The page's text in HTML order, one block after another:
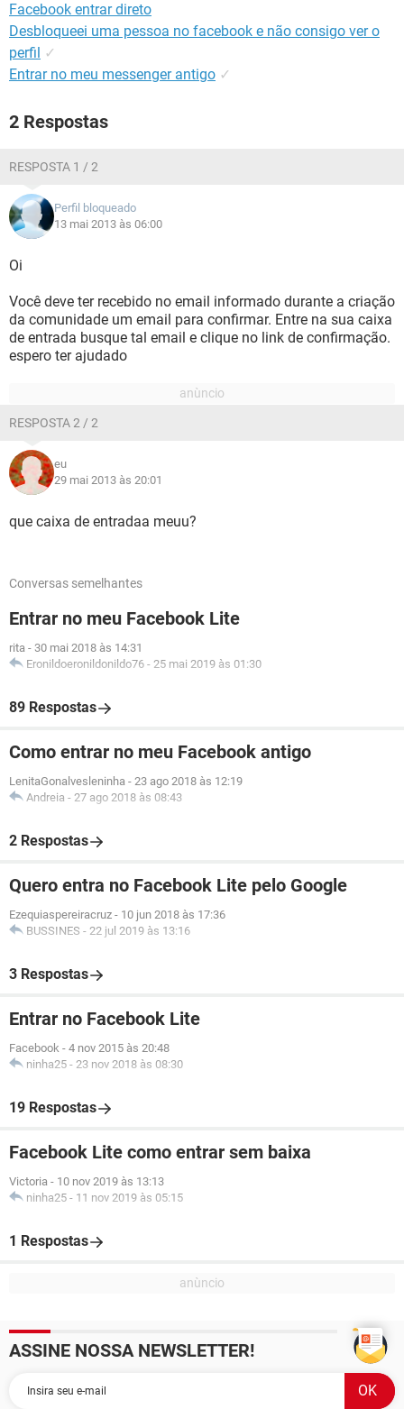
Facebook entrar direto
Desbloqueei uma pessoa no facebook e não consigo ver o
perfil ✓
Entrar no meu messenger antigo ✓
2 Respostas
RESPOSTA 1 / 2
Perfil bloqueado
13 mai 2013 às 06:00
Oi
Você deve ter recebido no email informado durante a criação
da comunidade um email para confirmar. Entre na sua caixa
de entrada busque tal email e clique no link de confirmação.
espero ter ajudado
RESPOSTA 2 / 2
eu
29 mai 2013 às 20:01
que caixa de entradaa meuu?
Conversas semelhantes
Entrar no meu Facebook Lite
rita - 30 mai 2018 às 14:31
Eronildoeronildonildo76 - 25 mai 2019 às 01:30
89 Respostas
Como entrar no meu Facebook antigo
LenitaGonalvesleninha - 23 ago 2018 às 12:19
Andreia - 27 ago 2018 às 08:43
2 Respostas
Quero entra no Facebook Lite pelo Google
Ezequiaspereiracruz - 10 jun 2018 às 17:36
BUSSINES - 22 jul 2019 às 13:16
3 Respostas
Entrar no Facebook Lite
Facebook - 4 nov 2015 às 20:48
ninha25 - 23 nov 2018 às 08:30
19 Respostas
Facebook Lite como entrar sem baixa
Victoria - 10 nov 2019 às 13:13
ninha25 - 11 nov 2019 às 05:15
1 Respostas
ASSINE NOSSA NEWSLETTER!